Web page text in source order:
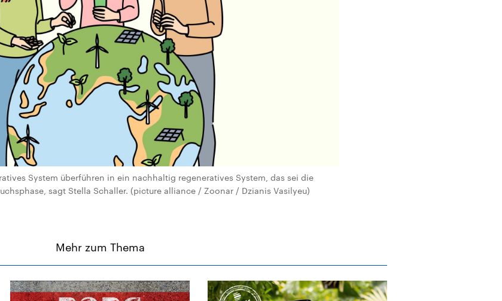
System überführen in ein nachhaltig regeneratives System, das sei die
sagt Stella Schaller. (picture alliance / Zoonar / Dzianis Vasilyeu)
Mehr zum Thema